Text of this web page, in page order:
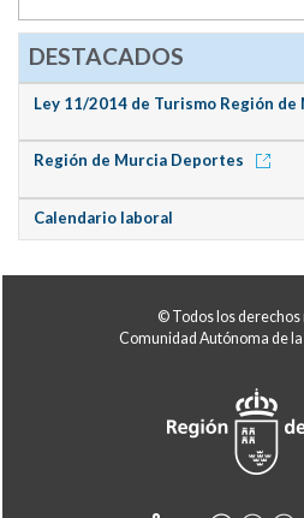
DESTACADOS
Ley 11/2014 de Turismo Región de
Región de Murcia Deportes
Calendario laboral
© Todos los
Comunidad Autónoma de